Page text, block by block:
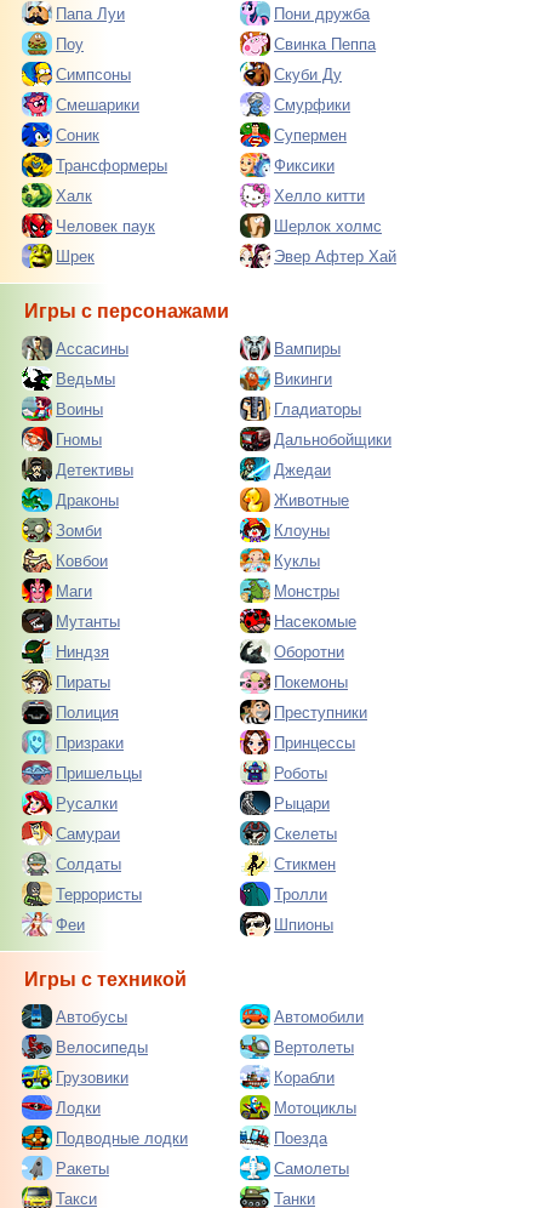
Папа Луи
Пони дружба
Поу
Свинка Пеппа
Симпсоны
Скуби Ду
Смешарики
Смурфики
Соник
Супермен
Трансформеры
Фиксики
Халк
Хелло китти
Человек паук
Шерлок холмс
Шрек
Эвер Афтер Хай
Игры с персонажами
Ассасины
Вампиры
Ведьмы
Викинги
Воины
Гладиаторы
Гномы
Дальнобойщики
Детективы
Джедаи
Драконы
Животные
Зомби
Клоуны
Ковбои
Куклы
Маги
Монстры
Мутанты
Насекомые
Ниндзя
Оборотни
Пираты
Покемоны
Полиция
Преступники
Призраки
Принцессы
Пришельцы
Роботы
Русалки
Рыцари
Самураи
Скелеты
Солдаты
Стикмен
Террористы
Тролли
Феи
Шпионы
Игры с техникой
Автобусы
Автомобили
Велосипеды
Вертолеты
Грузовики
Корабли
Лодки
Мотоциклы
Подводные лодки
Поезда
Ракеты
Самолеты
Такси
Танки